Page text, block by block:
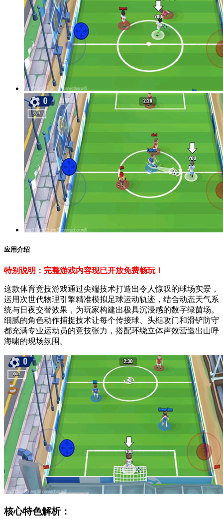
应用介绍
特别说明：完整游戏内容现已开放免费畅玩！
这款体育竞技游戏通过尖端技术打造出令人惊叹的球场实景，
运用次世代物理引擎精准模拟足球运动轨迹，结合动态天气系
统与日夜交替效果，为玩家构建出极具沉浸感的数字绿茵场。
细腻的角色动作捕捉技术让每个传接球、头槌攻门和滑铲防守
都充满专业运动员的竞技张力，搭配环绕立体声效营造出山呼
海啸的现场氛围。
核心特色解析：